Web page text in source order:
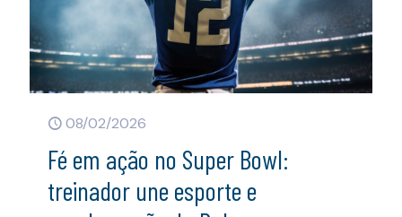
08/02/2026
Fé em ação no Super Bowl:
treinador une esporte e